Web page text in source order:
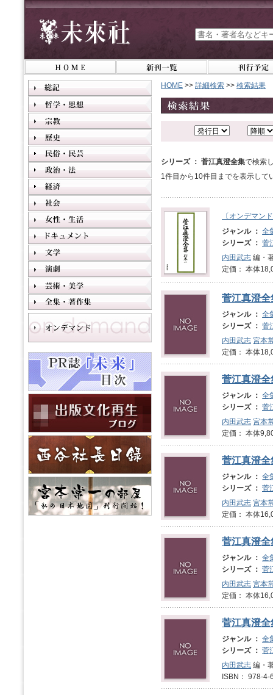
HOME >> 詳細検索 >> 検索結果
シリーズ ： 菅江真澄全集で検索
1件目から10件目までを表示して
〔オンデマン
ジャンル ： 全
シリーズ ： 菅
内田武志 編・
定価： 本体
菅江真澄
ジャンル ： 全
シリーズ ： 菅
内田武志 宮本
定価： 本体
菅江真澄
ジャンル ： 全
シリーズ ： 菅
内田武志 宮本
定価： 本体
菅江真澄
ジャンル ： 全
シリーズ ： 菅
内田武志 宮本
定価： 本体
菅江真澄
ジャンル ： 全
シリーズ ： 菅
内田武志 宮本
定価： 本体
菅江真澄
ジャンル ： 全
シリーズ ： 菅
内田武志 編・
ISBN： 978-